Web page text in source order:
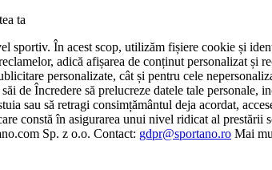
ta
sportiv. În acest scop, utilizăm fișiere cookie și
adică afișarea de conținut personalizat
personalizate, cât și pentru cele
de Încredere să prelucreze datele tale personale,
sau să retragi consimțământul deja acordat,
constă în asigurarea unui nivel ridicat al
Sp. z o.o. Contact: gdpr@sportano.ro Mai